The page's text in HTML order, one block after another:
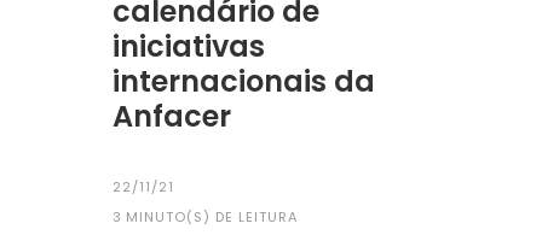
calendário de
iniciativas
internacionais da
Anfacer
22/11/21
3 MINUTO(S) DE LEITURA